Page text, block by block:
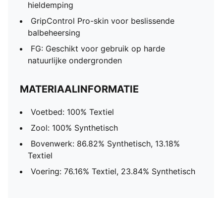
hieldemping
GripControl Pro-skin voor beslissende
balbeheersing
FG: Geschikt voor gebruik op harde
natuurlijke ondergronden
MATERIAALINFORMATIE
Voetbed: 100% Textiel
Zool: 100% Synthetisch
Bovenwerk: 86.82% Synthetisch, 13.18%
Textiel
Voering: 76.16% Textiel, 23.84% Synthetisch